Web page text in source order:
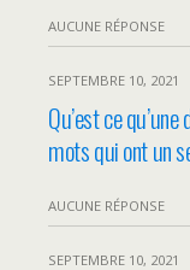
AUCUNE RÉPONSE
SEPTEMBRE 10, 2021
Qu’est ce
mots qui ont un
AUCUNE RÉPONSE
SEPTEMBRE 10, 2021